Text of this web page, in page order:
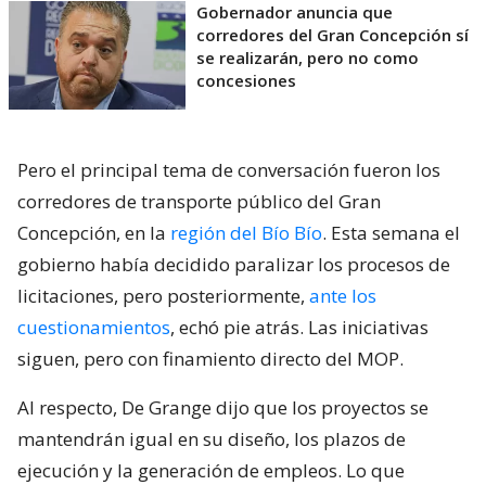
Gobernador anuncia que
corredores del Gran Concepción sí
se realizarán, pero no como
concesiones
Pero el principal tema de conversación fueron los
corredores de transporte público del Gran
Concepción, en la región del Bío Bío. Esta semana el
gobierno había decidido paralizar los procesos de
licitaciones, pero posteriormente, ante los
cuestionamientos, echó pie atrás. Las iniciativas
siguen, pero con finamiento directo del MOP.
Al respecto, De Grange dijo que los proyectos se
mantendrán igual en su diseño, los plazos de
ejecución y la generación de empleos. Lo que